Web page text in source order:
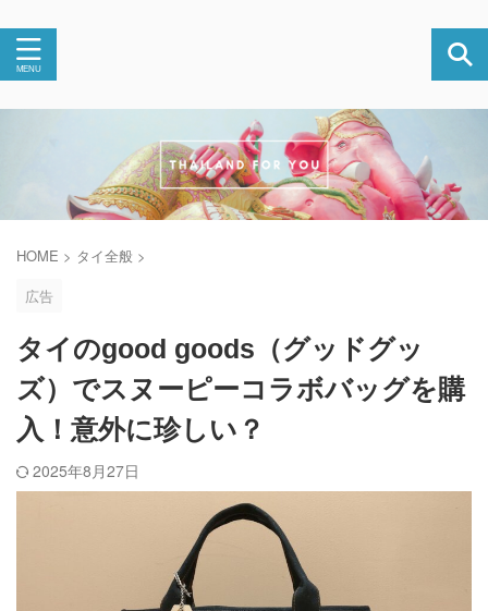
HOME > タイ全般 >
広告
タイのgood goods（グッドグッ
ズ）でスヌーピーコラボバッグを購
入！意外に珍しい？
2025年8月27日